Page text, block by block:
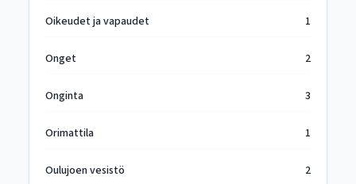
Oikeudet ja vapaudet 1
Onget 2
Onginta 3
Orimattila 1
Oulujoen vesistö 2